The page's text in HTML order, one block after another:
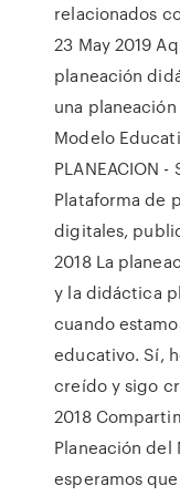
relacionados
23 May 2019
planeación
una
Modelo
PLANEACION -
Plataforma de
digitales,
2018 La
y la didáctica
cuando
educativo. Sí,
creído y sigo
2018
Planeación del
esperamos